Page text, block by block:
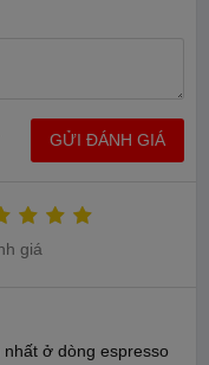
nhiên ưu đãi, khí hậu
Arabica sinh trưởng và
Lạt, đặc biệt là vùng
thơm quyến rũ đặc biệt
loại cà phê chính là
đánh giá cao hơn vì
GỬI ĐÁNH GIÁ
giá
ở dòng espresso